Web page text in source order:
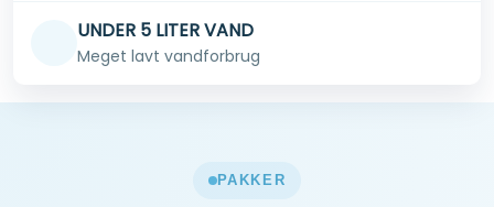
UNDER 5 LITER VAND
Meget lavt vandforbrug
PAKKER